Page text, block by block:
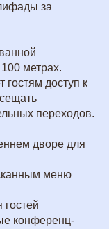
за
метрах.
гостям доступ к
переходов.
дворе для
меню
гостей
конференц-